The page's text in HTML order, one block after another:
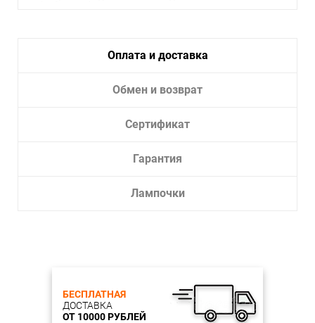
Лампочки в комплекте:
Оплата и доставка
Обмен и возврат
Сертификат
Гарантия
Лампочки
БЕСПЛАТНАЯ
ДОСТАВКА
ОТ 10000 РУБЛЕЙ